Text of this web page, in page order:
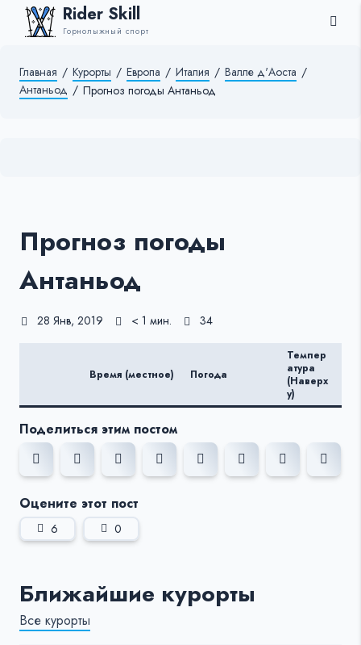
Rider Skill
Горнолыжный спорт
Главная / Курорты / Европа / Италия / Валле д'Аоста /
Антаньод / Прогноз погоды Антаньод
Прогноз погоды
Антаньод
28 Янв, 2019 < 1 мин. 34
Время (местное) Погода
Темпер
атура
(Наверх
у)
Поделиться этим постом
Оцените этот пост
6 0
Ближайшие курорты
Все курорты